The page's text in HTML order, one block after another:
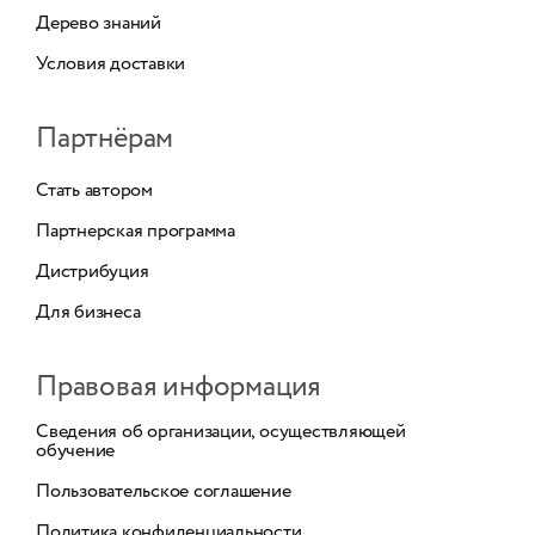
Дерево знаний
Условия доставки
Партнёрам
Стать автором
Партнерская программа
Дистрибуция
Для бизнеса
Правовая информация
Сведения об организации, осуществляющей
обучение
Пользовательское соглашение